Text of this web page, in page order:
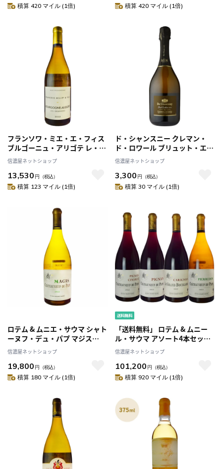
積算 420 マイル (1倍) 積算 420 マイル (1倍)
フランソワ・ミエ・エ・フィス
ブルゴーニュ・アリゴテ レ・グ
ラヴィエ [2022]
信濃屋ネットショップ
13,530 円 （税込）
積算 123 マイル (1倍)
ド・シャンスニー クレマン・
ド・ロワール ブリュット・エク
セレンス[2014]
信濃屋ネットショップ
3,300 円 （税込）
積算 30 マイル (1倍)
ロテム & ムニエ・サウマ シャト
ーヌフ・デュ・パプ マジス
[2022]
信濃屋ネットショップ
19,800 円 （税込）
積算 180 マイル (1倍)
「送料無料」 ロテム & ムニー
ル・サウマ アソート4本セット
[2022]
信濃屋ネットショップ
101,200 円 （税込）
積算 920 マイル (1倍)